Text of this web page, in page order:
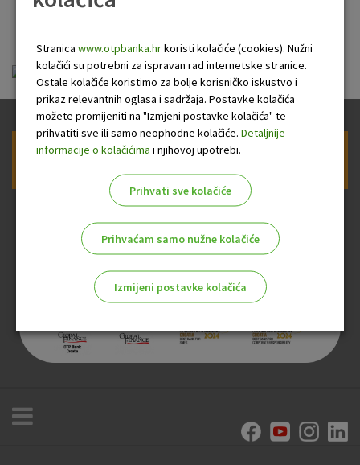
O nama Dnevno financijsko izvješće.pdf
Prijava na newsletter OTP banke
Stranica www.otpbanka.hrkoristi kolačiće (cookies). Nužni
kolačići su potrebni za ispravan rad internetske stranice.
Ostale kolačiće koristimo za bolje korisničko iskustvo i
prikaz relevantnih oglasa i sadržaja. Postavke kolačića
možete promijeniti na "Izmjeni postavke kolačića" te
prihvatiti sve ili samo neophodne kolačiće. Detaljnije
informacije o kolačićima i njihovoj upotrebi.
Prihvati sve kolačiće
Prihvaćam samo nužne kolačiće
Izmijeni postavke kolačića